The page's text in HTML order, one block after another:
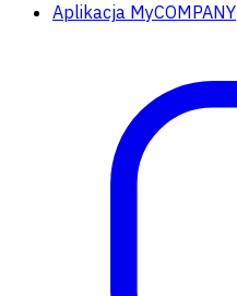
Aplikacja MyCOMPANY